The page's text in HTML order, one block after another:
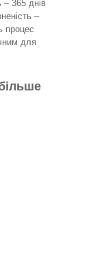
– 365 днів
–
процес
для